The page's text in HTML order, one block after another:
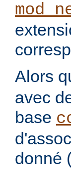
Alors
avec
base
donné